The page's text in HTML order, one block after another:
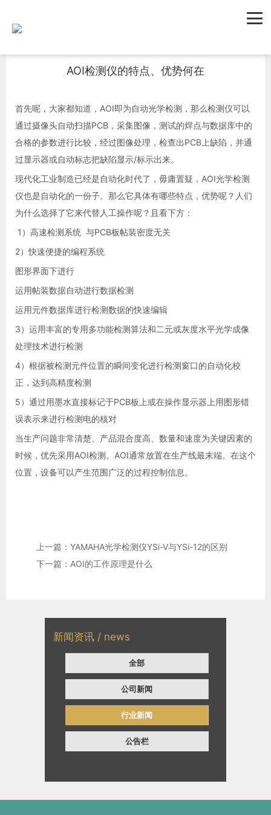
新闻资讯 / news
全部
公司新闻
行业新闻
公告栏
AOI检测仪的特点、优势何在
首先呢，大家都知道，AOI即为自动光学检测，那么检测仪可以
通过摄像头自动扫描PCB，采集图像，测试的焊点与数据库中的
合格的参数进行比较，经过图像处理，检查出PCB上缺陷，并通
过显示器或自动标志把缺陷显示/标示出来。
现代化工业制造已经是自动化时代了，毋庸置疑，AOI光学检测
仪也是自动化的一份子。那么它具体有哪些特点，优势呢？人们
为什么选择了它来代替人工操作呢？且看下方：
1）高速检测系统 与PCB板帖装密度无关
2）快速便捷的编程系统
图形界面下进行
运用帖装数据自动进行数据检测
运用元件数据库进行检测数据的快速编辑
3）运用丰富的专用多功能检测算法和二元或灰度水平光学成像
处理技术进行检测
4）根据被检测元件位置的瞬间变化进行检测窗口的自动化校
正，达到高精度检测
5）通过用墨水直接标记于PCB板上或在操作显示器上用图形错
误表示来进行检测电的核对
当生产问题非常清楚、产品混合度高、数量和速度为关键因素的
时候，优先采用AOI检测。AOI通常放置在生产线最末端。在这个
位置，设备可以产生范围广泛的过程控制信息。
上一篇：YAMAHA光学检测仪YSi-V与YSi-12的区别
下一篇：AOI的工作原理是什么